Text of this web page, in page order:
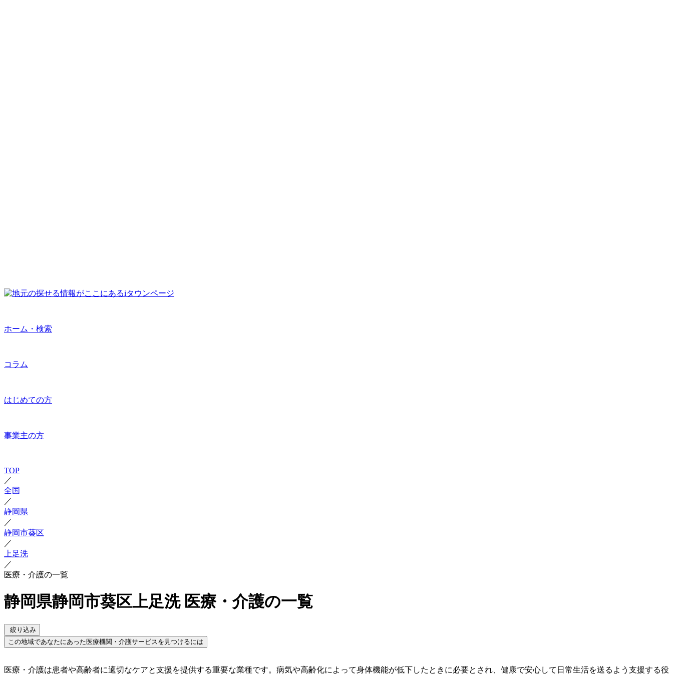
ホーム・検索
コラム
はじめての方
事業主の方
TOP
／
全国
／
静岡県
／
静岡市葵区
／
上足洗
／
医療・介護の一覧
静岡県静岡市葵区上足洗 医療・介護の一覧
絞り込み
この地域であなたにあった医療機関・介護サービスを見つけるには
医療・介護は患者や高齢者に適切なケアと支援を提供する重要な業種です。病気や高齢化によって身体機能が低下したときに必要とされ、健康で安心して日常生活を送るよう支援する役